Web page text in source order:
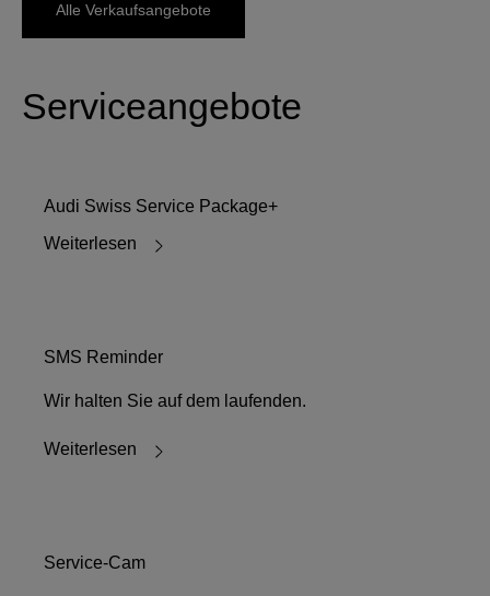
Alle Verkaufsangebote
Serviceangebote
Audi Swiss Service Package+
Weiterlesen
SMS Reminder
Wir halten Sie auf dem laufenden.
Weiterlesen
Service-Cam